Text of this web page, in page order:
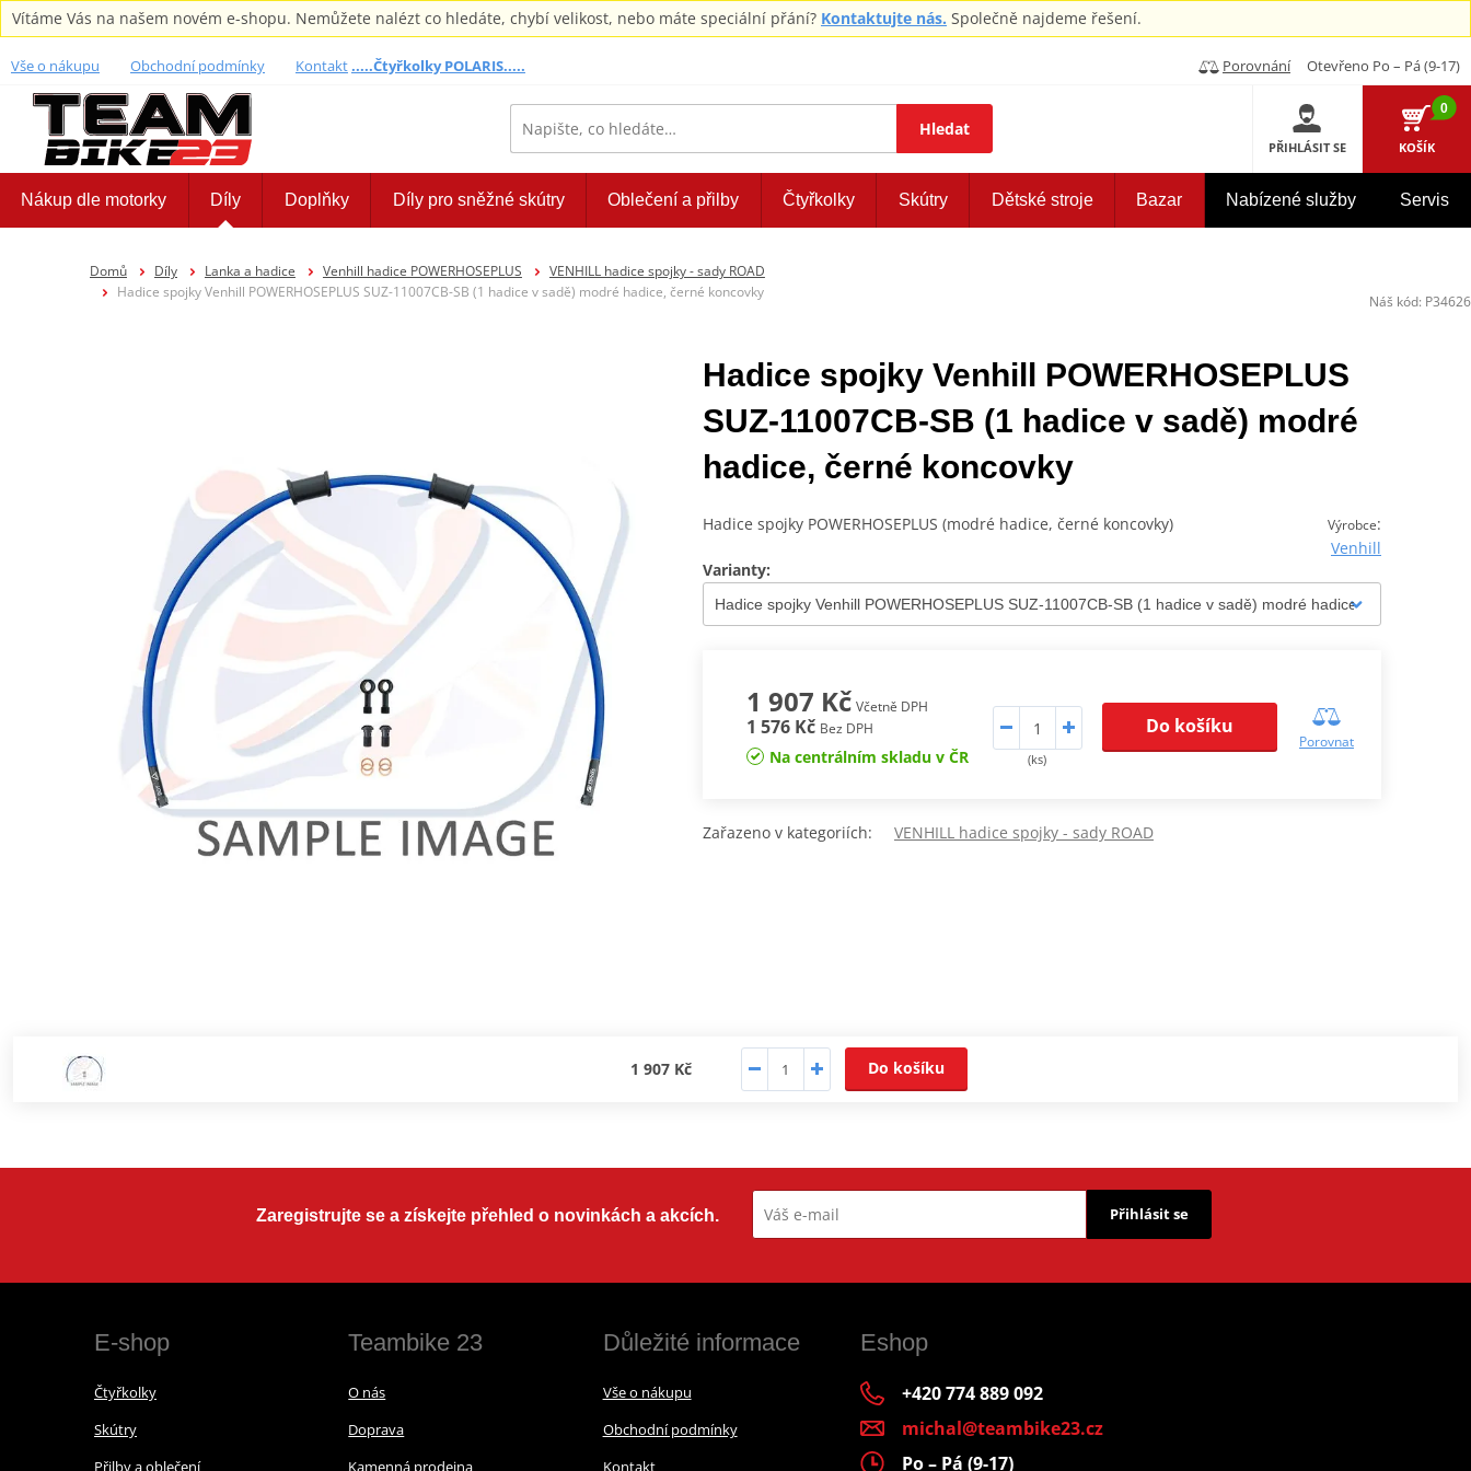
Vítáme Vás na našem novém e-shopu. Nemůžete nalézt co hledáte, chybí velikost, nebo máte speciální přání? Kontaktujte nás. Společně najdeme řešení.
Vše o nákupu Obchodní podmínky Kontakt.....Čtyřkolky POLARIS..... Porovnání Otevřeno Po – Pá (9-17)
Hledat
PŘIHLÁSIT SE
0
KOŠÍK
Nákup dle motorky Díly Doplňky Díly pro sněžné skútry Oblečení a přilby Čtyřkolky Skútry Dětské stroje Bazar Nabízené služby Servis
Domů Díly Lanka a hadice Venhill hadice POWERHOSEPLUS
VENHILL hadice spojky - sady ROAD
Hadice spojky Venhill POWERHOSEPLUS SUZ-11007CB-SB (1 hadice v sadě) modré hadice, černé koncovky
Hadice spojky Venhill POWERHOSEPLUS
SUZ-11007CB-SB (1 hadice v sadě) modré
hadice, černé koncovky
Výrobce:
Venhill
Hadice spojky POWERHOSEPLUS (modré hadice, černé koncovky)
Varianty:
1 907 Kč Včetně DPH
1 576 Kč Bez DPH
Na centrálním skladu v ČR (ks)
Do košíku
Porovnat
Zařazeno v kategoriích: VENHILL hadice spojky - sady ROAD
1 907 Kč Do košíku
Náš kód: P34626
Zaregistrujte se a získejte přehled o novinkách a akcích. Přihlásit se
E-shop
Čtyřkolky
Skútry
Přilby a oblečení
Teambike 23
O nás
Doprava
Kamenná prodejna
Důležité informace
Vše o nákupu
Obchodní podmínky
Kontakt
Eshop
+420 774 889 092
michal@teambike23.cz
Po – Pá (9-17)